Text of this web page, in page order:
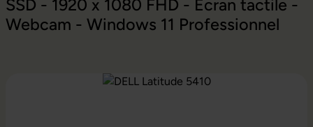
SSD - 1920 x 1080 FHD - Écran tactile -
Webcam - Windows 11 Professionnel
Ignorer la galerie d'images